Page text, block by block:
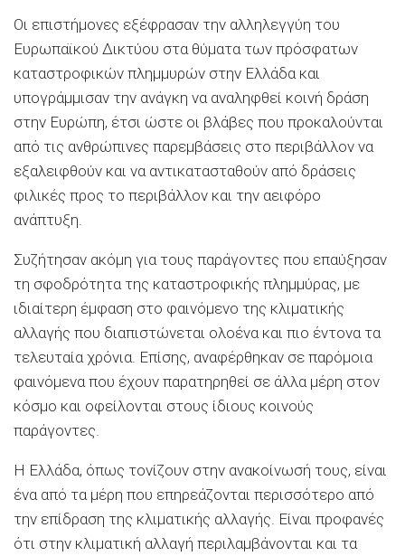
Oι επιστήμονες εξέφρασαν την αλληλεγγύη του
Ευρωπαϊκού Δικτύου στα θύματα των πρόσφατων
καταστροφικών πλημμυρών στην Ελλάδα και
υπογράμμισαν την ανάγκη να αναληφθεί κοινή δράση
στην Ευρώπη, έτσι ώστε οι βλάβες που προκαλούνται
από τις ανθρώπινες παρεμβάσεις στο περιβάλλον να
εξαλειφθούν και να αντικατασταθούν από δράσεις
φιλικές προς το περιβάλλον και την αειφόρο
ανάπτυξη.
Συζήτησαν ακόμη για τους παράγοντες που επαύξησαν
τη σφοδρότητα της καταστροφικής πλημμύρας, με
ιδιαίτερη έμφαση στο φαινόμενο της κλιματικής
αλλαγής που διαπιστώνεται ολοένα και πιο έντονα τα
τελευταία χρόνια. Επίσης, αναφέρθηκαν σε παρόμοια
φαινόμενα που έχουν παρατηρηθεί σε άλλα μέρη στον
κόσμο και οφείλονται στους ίδιους κοινούς
παράγοντες.
Η Ελλάδα, όπως τονίζουν στην ανακοίνωσή τους, είναι
ένα από τα μέρη που επηρεάζονται περισσότερο από
την επίδραση της κλιματικής αλλαγής. Είναι προφανές
ότι στην κλιματική αλλαγή περιλαμβάνονται και τα